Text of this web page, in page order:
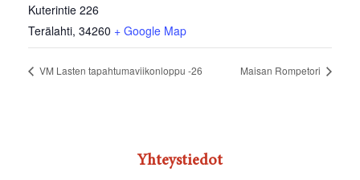
Kuterintie 226
Terälahti, 34260 + Google Map
VM Lasten tapahtumaviikonloppu -26 Maisan Rompetori
Yhteystiedot